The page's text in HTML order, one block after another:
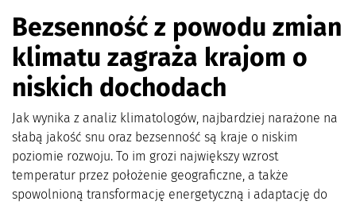
Bezsenność z powodu zmian
klimatu zagraża krajom o
niskich dochodach
Jak wynika z analiz klimatologów, najbardziej narażone na
słabą jakość snu oraz bezsenność są kraje o niskim
poziomie rozwoju. To im grozi największy wzrost
temperatur przez położenie geograficzne, a także
spowolnioną transformację energetyczną i adaptację do